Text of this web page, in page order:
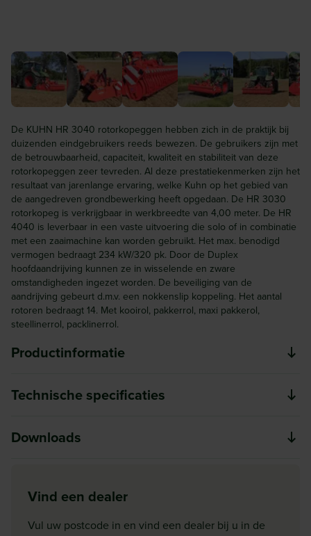
De KUHN HR 3040 rotorkopeggen hebben zich in de praktijk bij
duizenden eindgebruikers reeds bewezen. De gebruikers zijn met
de betrouwbaarheid, capaciteit, kwaliteit en stabiliteit van deze
rotorkopeggen zeer tevreden. Al deze prestatiekenmerken zijn het
resultaat van jarenlange ervaring, welke Kuhn op het gebied van
de aangedreven grondbewerking heeft opgedaan. De HR 3030
rotorkopeg is verkrijgbaar in werkbreedte van 4,00 meter. De HR
4040 is leverbaar in een vaste uitvoering die solo of in combinatie
met een zaaimachine kan worden gebruikt. Het max. benodigd
vermogen bedraagt 234 kW/320 pk. Door de Duplex
hoofdaandrijving kunnen ze in wisselende en zware
omstandigheden ingezet worden. De beveiliging van de
aandrijving gebeurt d.m.v. een nokkenslip koppeling. Het aantal
rotoren bedraagt 14. Met kooirol, pakkerrol, maxi pakkerol,
steellinerrol, packlinerrol.
Productinformatie
eenvormige kieming en ontwikkeling van het gewas als
een goed eindresultaat bij de verkruimeling, het egaliseren
beïnvloeden. KUHN biedt een ruime keuze aan
werkbreedtes, uitvoeringen, tanden, andere toebehoren en
Technische specificaties
Model
HR
1000
Benodigd vermogen PK
Downloads
HR HRB serie brochure
Vind een dealer
Vul uw postcode in en vind een dealer bij u in de